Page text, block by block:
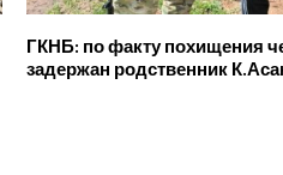
ГКНБ: по факту похищения
задержан родственник